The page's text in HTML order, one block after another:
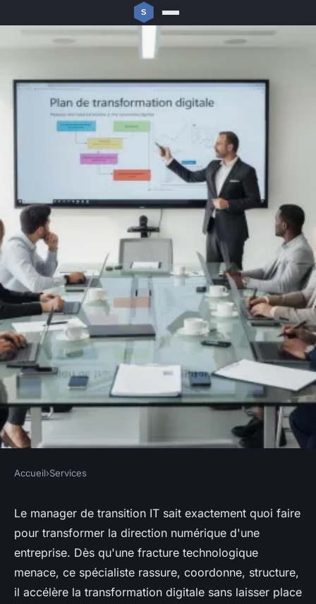
Manager de transition IT : un
atout stratégique pour réussir
sa transformation digitale
Nicet•04/06/2026 15:56•8 min de lecture
Accueil›Services
Le manager de transition IT sait exactement quoi faire
pour transformer la direction numérique d'une
entreprise. Dès qu'une fracture technologique
menace, ce spécialiste rassure, coordonne, structure,
il accélère la transformation digitale sans laisser place